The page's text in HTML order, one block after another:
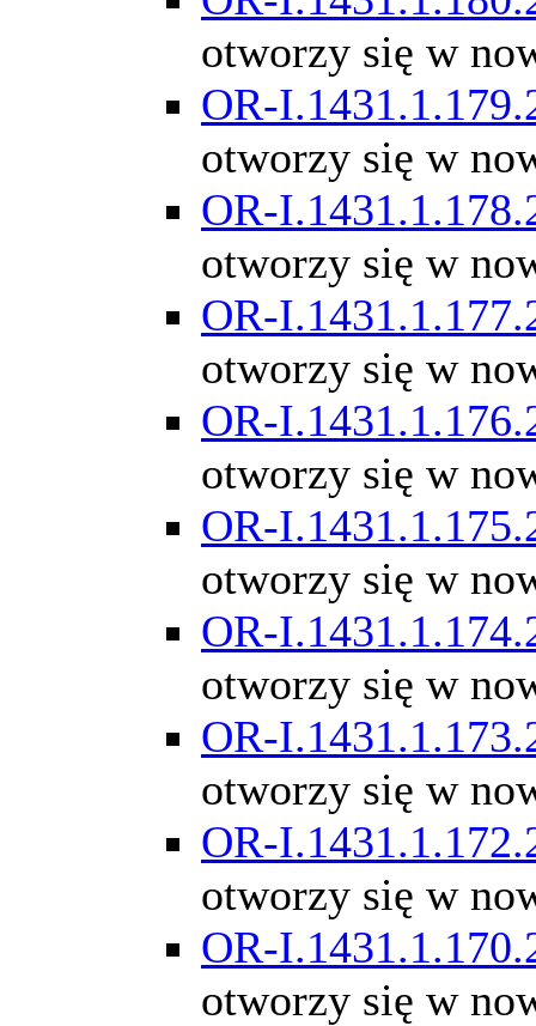
otworzy się w
OR-
otworzy się w
OR-
otworzy się w
OR-
otworzy się w
OR-
otworzy się w
OR-
otworzy się w
OR-
otworzy się w
OR-
otworzy się w
OR-
otworzy się w
OR-
otworzy się w